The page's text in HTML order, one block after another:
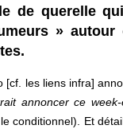
de querelle
» autour
[cf. les liens infra]
annoncer ce
conditionnel). Et